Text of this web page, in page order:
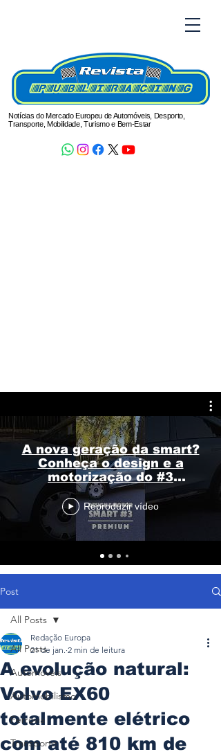
Notícias do Mercado Europeu de Automóveis, Desporto,
Transporte, Mobilidade, Turismo e Bem-Estar
A nova geração da smart?
Conheça o design e a
motorização do #3
Premium
Reproduzir vídeo
Post
All Posts
Automóveis
Automobilismo
Ferrovia
Transporte
All Posts
A evolução natural:
Volvo EX60
totalmente elétrico
com até 810 km de
Redação Europa
21 de jan. 2 min de leitura